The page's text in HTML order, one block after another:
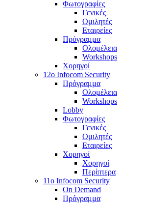
Φωτογραφίες
Γενικές
Ομιλητές
Εταιρείες
Πρόγραμμα
Ολομέλεια
Workshops
Χορηγοί
12o Infocom Security
Πρόγραμμα
Ολομέλεια
Workshops
Lobby
Φωτογραφίες
Γενικές
Ομιλητές
Εταιρείες
Χορηγοί
Χορηγοί
Περίπτερα
11o Infocom Security
On Demand
Πρόγραμμα